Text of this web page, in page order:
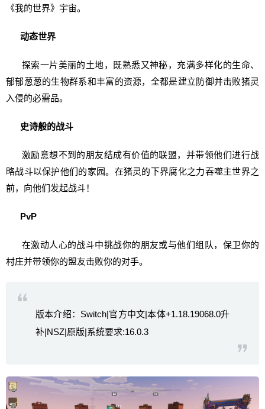
《我的世界》宇宙。
动态世界
探索一片美丽的土地，既熟悉又神秘，充满多样化的生命、
郁郁葱葱的生物群系和丰富的资源，全都是建立防御并击败猪灵
入侵的必需品。
史诗般的战斗
激励意想不到的朋友结成有价值的联盟，并带领他们进行战
略战斗以保护他们的家园。在猪灵的下界腐化之力吞噬主世界之
前，向他们发起战斗！
PvP
在激动人心的战斗中挑战你的朋友或与他们组队，保卫你的
村庄并带领你的盟友击败你的对手。
版本介绍：Switch|官方中文|本体+1.18.19068.0升
补|NSZ|原版|系统要求:16.0.3